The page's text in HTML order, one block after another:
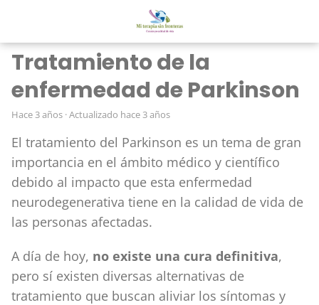
Tratamiento de la
enfermedad de Parkinson
hace 3 años · Actualizado hace 3 años
El tratamiento del Parkinson es un tema de gran
importancia en el ámbito médico y científico
debido al impacto que esta enfermedad
neurodegenerativa tiene en la calidad de vida de
las personas afectadas.
A día de hoy, no existe una cura definitiva,
pero sí existen diversas alternativas de
tratamiento que buscan aliviar los síntomas y